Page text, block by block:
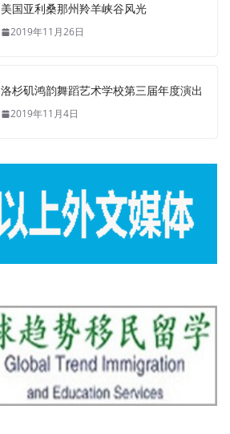
美国亚利桑那州羚羊峡谷风光
2019年11月26日
洛杉矶鸿韵舞蹈艺术学校第三届年度演出
2019年11月4日